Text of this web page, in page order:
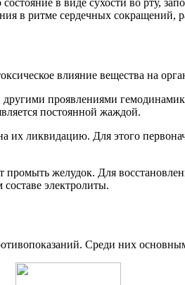
в ритме сердечных сокращений,
влияние вещества на
другими проявлениями
постоянной жаждой.
ликвидацию. Для этого
желудок. Для
электролиты.
Среди них